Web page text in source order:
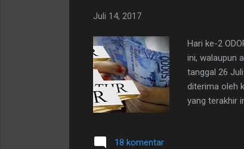
Juli 14, 2017
Hari ke-2
ini, walaupun
tanggal 26
diterima oleh
yang terakhir
18 komentar